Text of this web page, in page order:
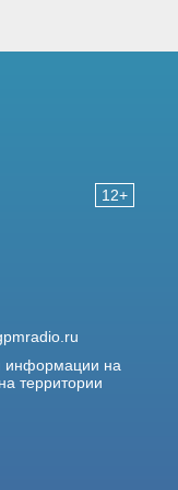
12+
информации на
территории